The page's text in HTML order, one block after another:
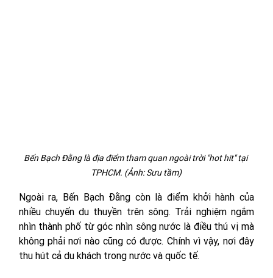
Bến Bạch Đằng là địa điểm tham quan ngoài trời "hot hit" tại
TPHCM. (Ảnh: Sưu tầm)
Ngoài ra, Bến Bạch Đằng còn là điểm khởi hành của
nhiều chuyến du thuyền trên sông. Trải nghiệm ngắm
nhìn thành phố từ góc nhìn sông nước là điều thú vị mà
không phải nơi nào cũng có được. Chính vì vậy, nơi đây
thu hút cả du khách trong nước và quốc tế.